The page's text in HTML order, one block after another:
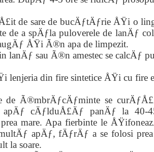
de sare de bucÄƒtÄƒrie ÅŸi o
de a spÄƒla puloverele de lanÄƒ
ÅŸi Ã®n apa de limpezit.
lanÄƒ sau Ã®n amestec se calcÄƒ
lenjeria din fire sintetice ÅŸi cu fire
de Ã®mbrÄƒcÄƒminte se
cÄƒlduÅ£Äƒ panÄƒ la 40-
prea mare. Apa fierbinte le
apÄƒ, fÄƒrÄƒ a se folosi
la soare.